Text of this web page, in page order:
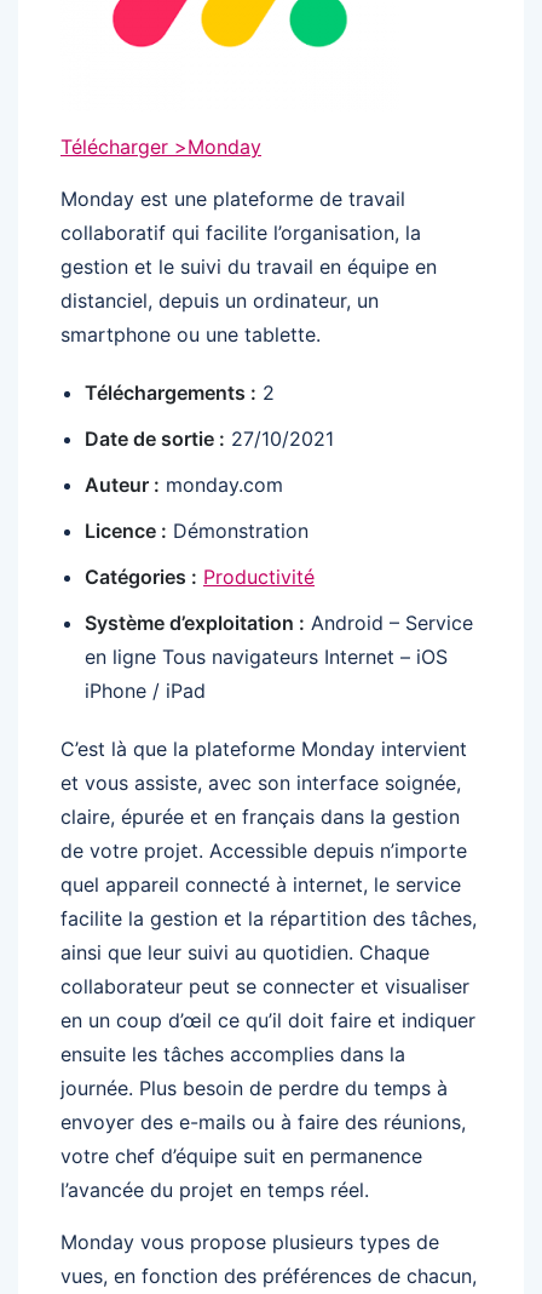
Télécharger >Monday
Monday est une plateforme de travail
collaboratif qui facilite l’organisation, la
gestion et le suivi du travail en équipe en
distanciel, depuis un ordinateur, un
smartphone ou une tablette.
Téléchargements : 2
Date de sortie : 27/10/2021
Auteur : monday.com
Licence : Démonstration
Catégories : Productivité
Système d’exploitation : Android – Service
en ligne Tous navigateurs Internet – iOS
iPhone / iPad
C’est là que la plateforme Monday intervient
et vous assiste, avec son interface soignée,
claire, épurée et en français dans la gestion
de votre projet. Accessible depuis n’importe
quel appareil connecté à internet, le service
facilite la gestion et la répartition des tâches,
ainsi que leur suivi au quotidien. Chaque
collaborateur peut se connecter et visualiser
en un coup d’œil ce qu’il doit faire et indiquer
ensuite les tâches accomplies dans la
journée. Plus besoin de perdre du temps à
envoyer des e-mails ou à faire des réunions,
votre chef d’équipe suit en permanence
l’avancée du projet en temps réel.
Monday vous propose plusieurs types de
vues, en fonction des préférences de chacun,